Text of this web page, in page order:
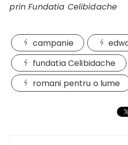
prin Fundatia Celibidache
campanie
fundatia Celibidache
romani pentru o lume